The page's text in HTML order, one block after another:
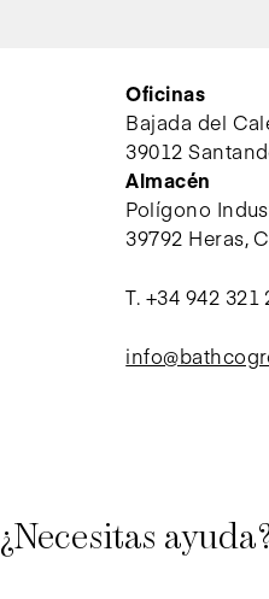
Oficinas
Bajada del
39012
Almacén
Polígono
39792 Heras,
T. +34 942 321
¿Necesitas